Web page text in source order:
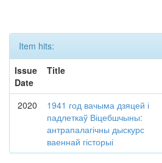
Item hits:
Issue
Date
Title
2020
1941 год вачыма дзяцей і
падлеткаў Віцебшчыны:
антрапалагічны дыскурс
ваеннай гісторыі